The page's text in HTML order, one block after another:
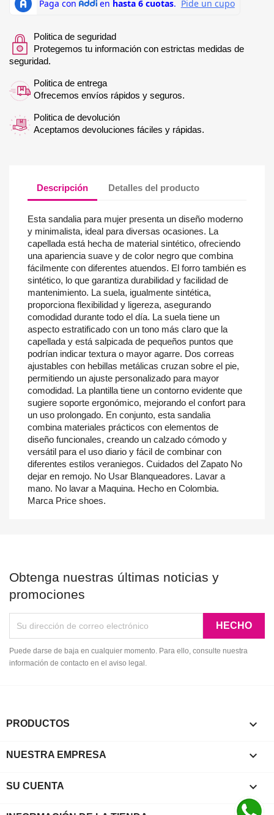
Politica de seguridad
Protegemos tu información con estrictas medidas de
seguridad.
Politica de entrega
Ofrecemos envíos rápidos y seguros.
Politica de devolución
Aceptamos devoluciones fáciles y rápidas.
Descripción Detalles del producto
Esta sandalia para mujer presenta un diseño moderno
y minimalista, ideal para diversas ocasiones. La
capellada está hecha de material sintético, ofreciendo
una apariencia suave y de color negro que combina
fácilmente con diferentes atuendos. El forro también es
sintético, lo que garantiza durabilidad y facilidad de
mantenimiento. La suela, igualmente sintética,
proporciona flexibilidad y ligereza, asegurando
comodidad durante todo el día. La suela tiene un
aspecto estratificado con un tono más claro que la
capellada y está salpicada de pequeños puntos que
podrían indicar textura o mayor agarre. Dos correas
ajustables con hebillas metálicas cruzan sobre el pie,
permitiendo un ajuste personalizado para mayor
comodidad. La plantilla tiene un contorno evidente que
sugiere soporte ergonómico, mejorando el confort para
un uso prolongado. En conjunto, esta sandalia
combina materiales prácticos con elementos de
diseño funcionales, creando un calzado cómodo y
versátil para el uso diario y fácil de combinar con
diferentes estilos veraniegos. Cuidados del Zapato No
dejar en remojo. No Usar Blanqueadores. Lavar a
mano. No lavar a Maquina. Hecho en Colombia.
Marca Price shoes.
Obtenga nuestras últimas noticias y
promociones
Puede darse de baja en cualquier momento. Para ello, consulte nuestra
información de contacto en el aviso legal.
PRODUCTOS 
NUESTRA EMPRESA 
SU CUENTA 